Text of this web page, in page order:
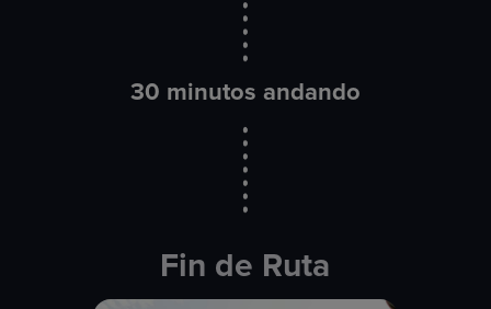
30 minutos andando
Fin de Ruta